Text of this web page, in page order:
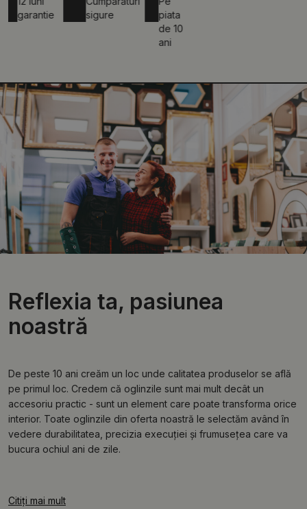
sigure
piata
de 10
Reflexia ta, pasiunea
noastră
De peste 10 ani creăm un loc unde calitatea produselor se află
pe primul loc. Credem că oglinzile sunt mai mult decât un
accesoriu practic - sunt un element care poate transforma orice
interior. Toate oglinzile din oferta noastră le selectăm având în
vedere durabilitatea, precizia execuției și frumusețea care va
bucura ochiul ani de zile.
Citiți mai mult